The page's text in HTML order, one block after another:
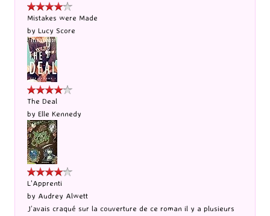
Mistakes were Made
by Lucy Score
The Deal
by Elle Kennedy
L'Apprenti
by Audrey Alwett
J’avais craqué sur la couverture de ce roman il y a plusieurs